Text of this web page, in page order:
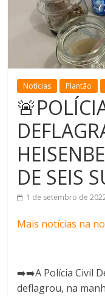
Minas
Notícias Plantão
DE SEIS
1 de setembro de
Mais notícias na
➡️➡️A Polícia Civil
deflagrou, na